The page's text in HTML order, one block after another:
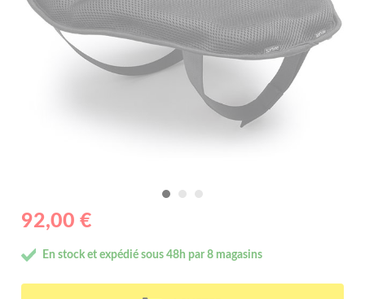
92,00 €
En stock et expédié sous 48h par 8 magasins